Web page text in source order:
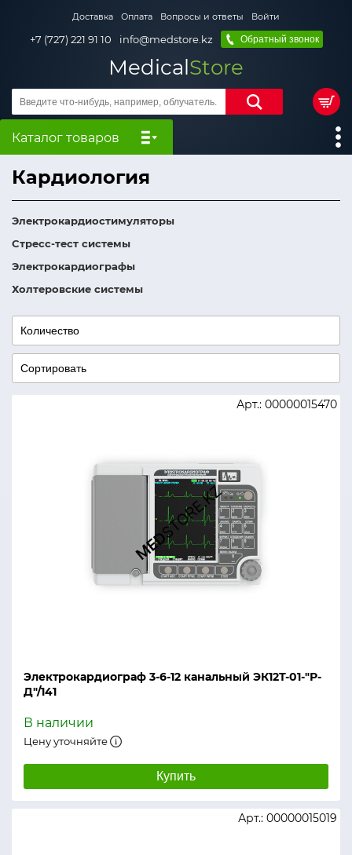
Доставка Оплата Вопросы и ответы Войти
+7 (727) 221 91 10 info@medstore.kz Обратный звонок
MedicalStore
Каталог товаров
Кардиология
Электрокардиостимуляторы
Cтресс-тест системы
Электрокардиографы
Холтеровские системы
Электрокардиограф 3-6-12 канальный ЭК12Т-01-"Р-
Д"/141
Арт.: 00000015470
В наличии
Цену уточняйте
Купить
Арт.: 00000015019